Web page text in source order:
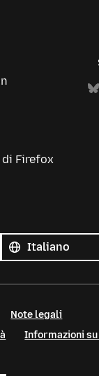
Firefox
le
lingue
Lingua
Note legali
Informazioni